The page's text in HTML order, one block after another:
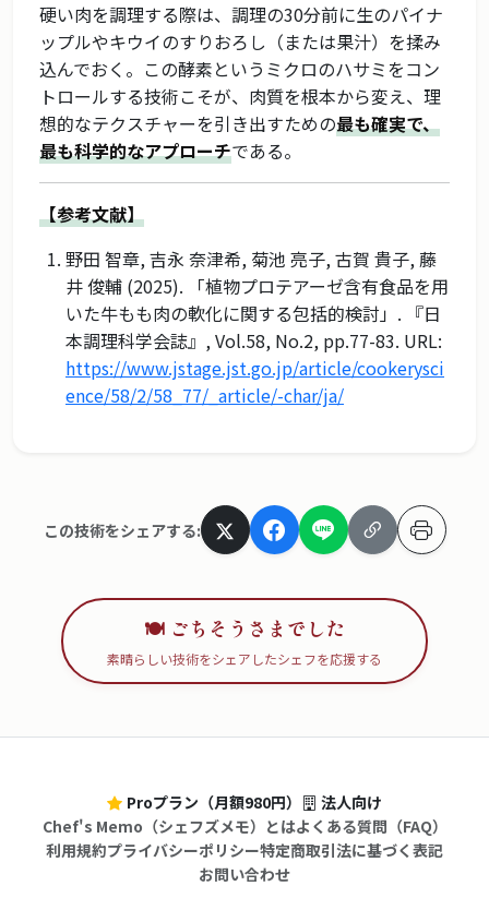
硬い肉を調理する際は、調理の30分前に生のパイナ
ップルやキウイのすりおろし（または果汁）を揉み
込んでおく。この酵素というミクロのハサミをコン
トロールする技術こそが、肉質を根本から変え、理
想的なテクスチャーを引き出すための最も確実で、
最も科学的なアプローチである。
【参考文献】
野田 智章, 吉永 奈津希, 菊池 亮子, 古賀 貴子, 藤
井 俊輔 (2025). 「植物プロテアーゼ含有食品を用
いた牛もも肉の軟化に関する包括的検討」. 『日
本調理科学会誌』, Vol.58, No.2, pp.77-83. URL:
https://www.jstage.jst.go.jp/article/cookerysci
ence/58/2/58_77/_article/-char/ja/
この技術をシェアする:
🍽️ ごちそうさまでした
素晴らしい技術をシェアしたシェフを応援する
Proプラン（月額980円）
法人向け
Chef's Memo（シェフズメモ）とはよくある質問（FAQ）
利用規約プライバシーポリシー特定商取引法に基づく表記
お問い合わせ